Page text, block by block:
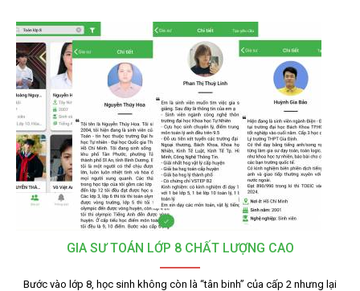
GIA SƯ TOÁN LỚP 8 CHẤT LƯỢNG CAO
Bước vào lớp 8, học sinh không còn là “tân binh” của cấp 2 nhưng lại